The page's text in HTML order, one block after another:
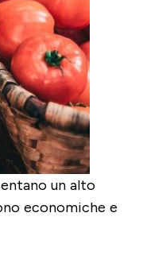
un alto
economiche e